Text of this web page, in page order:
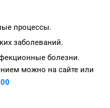
процессы.
заболеваний.
болезни.
можно на сайте или